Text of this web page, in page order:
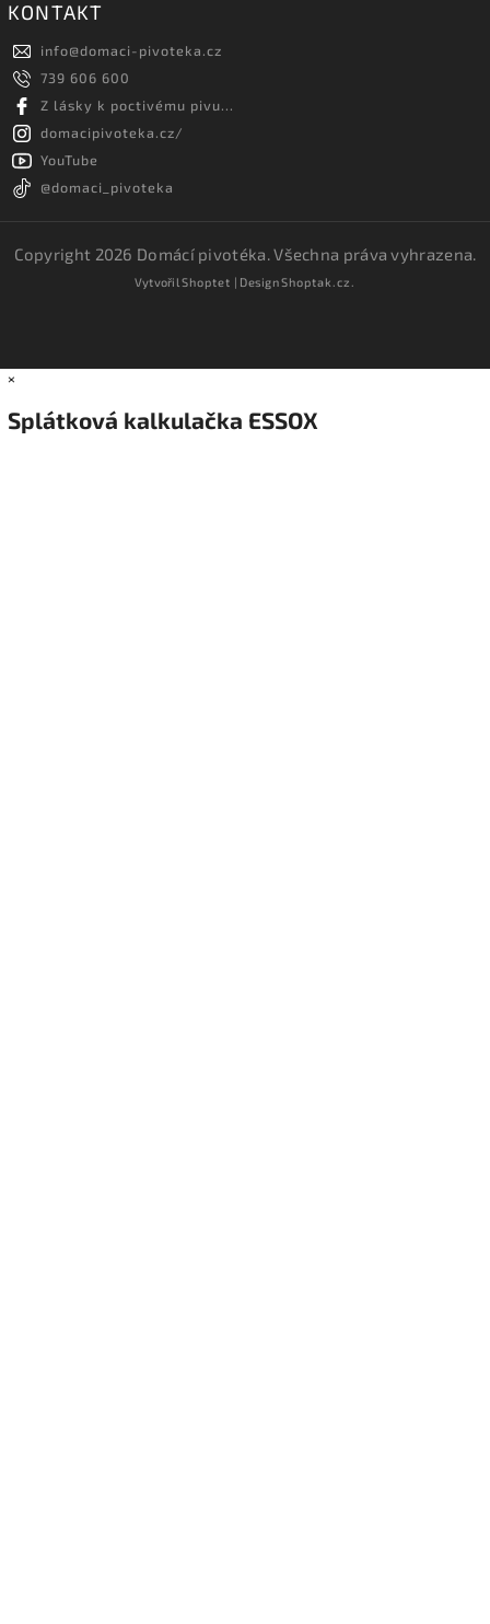
KONTAKT
info@domaci-pivoteka.cz
739 606 600
Z lásky k poctivému pivu...
domacipivoteka.cz/
YouTube
@domaci_pivoteka
Copyright 2026 Domácí pivotéka. Všechna práva vyhrazena.
VytvořilShoptet | DesignShoptak.cz.
×
Splátková kalkulačka ESSOX